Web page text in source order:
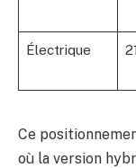
Électrique
Ce
où la version